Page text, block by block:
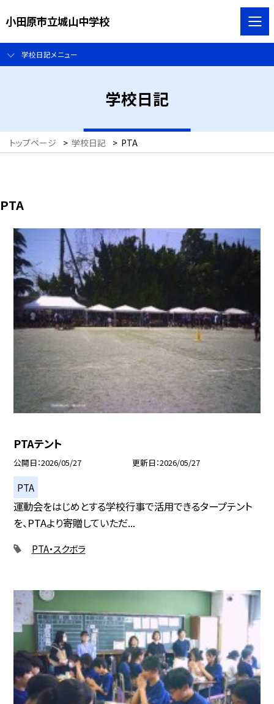
小田原市立城山中学校
学校日記メニュー
学校日記
トップページ > 学校日記 > PTA
PTA
PTAテント
公開日 2026/05/27 更新日 2026/05/27
PTA
運動会をはじめとする学校行事で活用できるタープテント
を、PTAより寄贈していただ...
PTA・スクボラ